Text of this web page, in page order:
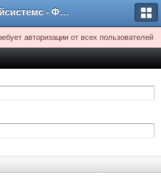
Кейсистемс - Форумы
авторизации от всех пользователей